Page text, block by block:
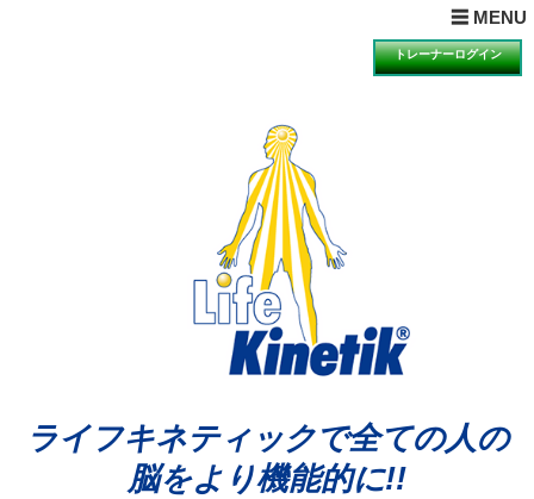
トレーナーログイン
ライフキネティックで全ての人の
脳をより機能的に!!
☰ MENU
× MENUを閉じる
理論とは
ライフキネティックQ&A
期待できる効果
科学的検証の一例
講習会の受講について
講習会のお知らせと申込
動画視聴による説明・体験のお知らせと申込
体験会のお知らせと申込
公認トレーナー紹介
ライセンス再取得希望者へ